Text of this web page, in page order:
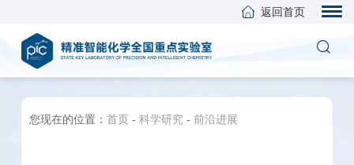
返回首页
您现在的位置： 首页- 科学研究 - 前沿进展